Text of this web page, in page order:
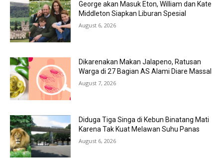
George akan Masuk Eton, William dan Kate
Middleton Siapkan Liburan Spesial
August 6, 2026
Dikarenakan Makan Jalapeno, Ratusan
Warga di 27 Bagian AS Alami Diare Massal
August 7, 2026
Diduga Tiga Singa di Kebun Binatang Mati
Karena Tak Kuat Melawan Suhu Panas
August 6, 2026